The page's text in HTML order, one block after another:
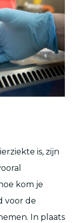
is, zijn
kom je
voor de
In plaats